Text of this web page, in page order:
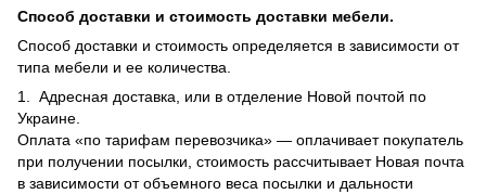
Способ доставки и стоимость доставки мебели.
Способ доставки и стоимость определяется в зависимости от
типа мебели и ее количества.
1. Адресная доставка, или в отделение Новой почтой по
Украине.
Оплата «по тарифам перевозчика» — оплачивает покупатель
при получении посылки, стоимость рассчитывает Новая почта
в зависимости от объемного веса посылки и дальности